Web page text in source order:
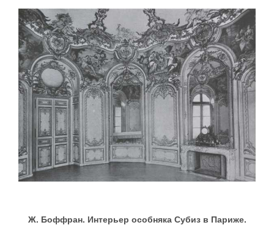
Ж. Боффран. Интерьер особняка Субиз в Париже.